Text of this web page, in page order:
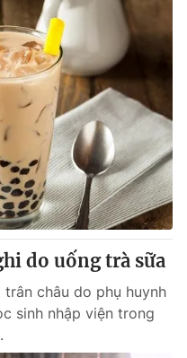
do uống trà sữa
châu do phụ huynh
sinh nhập viện trong